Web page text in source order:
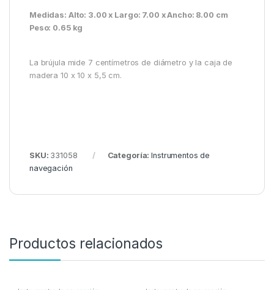
Medidas: Alto: 3.00 x Largo: 7.00 x Ancho: 8.00 cm
Peso: 0.65 kg
La brújula mide 7 centímetros de diámetro y la caja de
madera 10 x 10 x 5,5 cm.
SKU: 331058 Categoría:Instrumentos de
navegación
Productos relacionados